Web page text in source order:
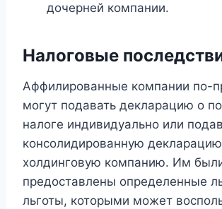
дочерней компании.
Налоговые
Аффилированные компании по-
могут подавать декларацию о
налоге индивидуально или
консолидированную
холдинговую компанию. Им
предоставлены определенные
льготы, которыми может